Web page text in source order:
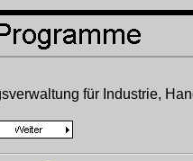
für Industrie,